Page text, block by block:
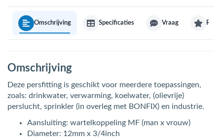
Omschrijving Specificaties Vraag
Omschrijving
Deze persfitting is geschikt voor meerdere toepassingen,
zoals: drinkwater, verwarming, koelwater, (olievrije)
perslucht, sprinkler (in overleg met BONFIX) en industrie.
Aansluiting: wartelkoppeling MF (man x vrouw)
Diameter: 12mm x 3/4inch